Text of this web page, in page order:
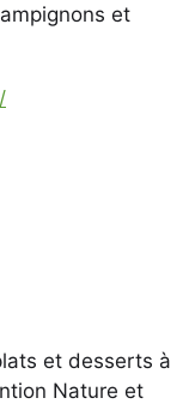
et
et desserts à
Nature et